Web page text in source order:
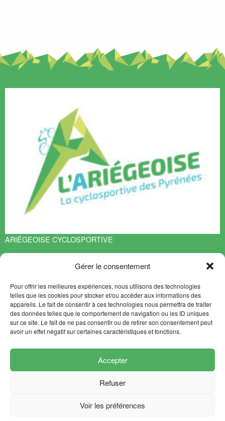
Gérer le consentement
Pour offrir les meilleures expériences, nous utilisons des technologies
telles que les cookies pour stocker et/ou accéder aux informations des
appareils. Le fait de consentir à ces technologies nous permettra de traiter
des données telles que le comportement de navigation ou les ID uniques
sur ce site. Le fait de ne pas consentir ou de retirer son consentement peut
avoir un effet négatif sur certaines caractéristiques et fonctions.
Accepter
Refuser
Voir les préférences
ARIÉGEOISE CYCLOSPORTIVE
Espace François Mitterrand
EN SAVOIR PLUS
Contact
Plan du site
NEWSLETTER
SUIVEZ-NOUS